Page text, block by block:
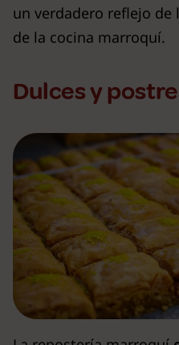
un verdadero reflejo de
de la cocina marroquí.
Dulces y